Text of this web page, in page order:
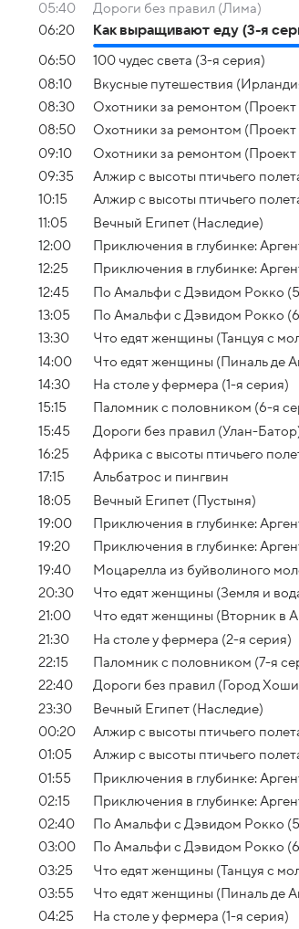
05:40
Дороги без правил (Лима)
06:20
Как выращивают еду (3-я
06:50
100 чудес света (3-я серия)
08:10
Вкусные путешествия
08:30
Охотники за ремонтом
08:50
Охотники за ремонтом
09:10
Охотники за ремонтом
09:35
Алжир с высоты птичьего
10:15
Алжир с высоты птичьего
11:05
Вечный Египет (Наследие)
12:00
Приключения в глубинке:
12:25
Приключения в глубинке:
12:45
По Амальфи с Дэвидом Рокко
13:05
По Амальфи с Дэвидом Рокко
13:30
Что едят женщины (Танцуя с
14:00
Что едят женщины (Пиналь де
14:30
На столе у фермера (1-я серия)
15:15
Паломник с половником (6-я
15:45
Дороги без правил (Улан-
16:25
Африка с высоты птичьего
17:15
Альбатрос и пингвин
18:05
Вечный Египет (Пустыня)
19:00
Приключения в глубинке:
19:20
Приключения в глубинке:
19:40
Моцарелла из буйволиного
20:30
Что едят женщины (Земля и
21:00
Что едят женщины (Вторник в
21:30
На столе у фермера (2-я серия)
22:15
Паломник с половником (7-я
22:40
Дороги без правил (Город
23:30
Вечный Египет (Наследие)
00:20
Алжир с высоты птичьего
01:05
Алжир с высоты птичьего
01:55
Приключения в глубинке:
02:15
Приключения в глубинке:
02:40
По Амальфи с Дэвидом Рокко
03:00
По Амальфи с Дэвидом Рокко
03:25
Что едят женщины (Танцуя с
03:55
Что едят женщины (Пиналь де
04:25
На столе у фермера (1-я серия)